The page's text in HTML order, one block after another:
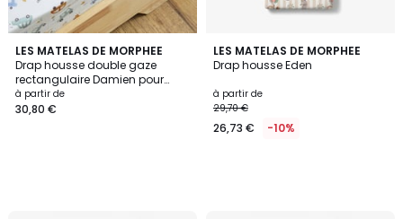
LES MATELAS DE MORPHEE
Drap housse double gaze
rectangulaire Damien pour
bébé
à partir de
30,80 €
LES MATELAS DE MORPHEE
Drap housse Eden
à partir de
29,70 €
26,73 € -10%